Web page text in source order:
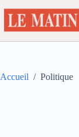
au
contenu
Accueil / Politique